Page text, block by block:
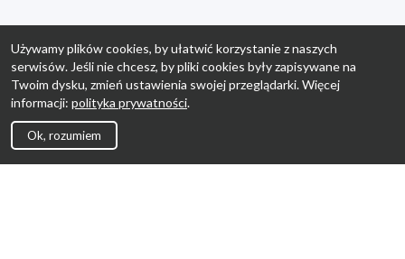
Używamy plików cookies, by ułatwić korzystanie z naszych
serwisów. Jeśli nie chcesz, by pliki cookies były zapisywane na
Twoim dysku, zmień ustawienia swojej przeglądarki. Więcej
informacji: polityka prywatności.
Ok, rozumiem